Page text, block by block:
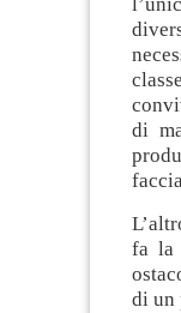
di
fa la
di un